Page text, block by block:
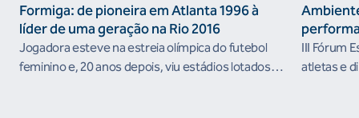
Formiga: de pioneira em Atlanta 1996 à
líder de uma geração na Rio 2016
Jogadora esteve na estreia olímpica do futebol
feminino e, 20 anos depois, viu estádios lotados
III Fórum
atletas e